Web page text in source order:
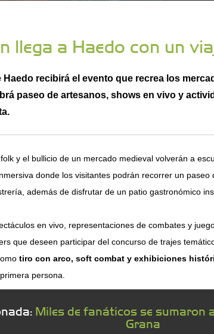
llega a Haedo con un
Haedo recibirá el evento que recrea los
paseo de artesanos, shows en vivo y
y el bullicio de un mercado medieval volverán a
donde los visitantes podrán recorrer un paseo
además de disfrutar de un patio gastronómico
en vivo, representaciones de combates y
que deseen participar del concurso de trajes
tiro con arco, soft combat y exhibiciones
persona.
Miles de fanáticos se sumaron
Grana